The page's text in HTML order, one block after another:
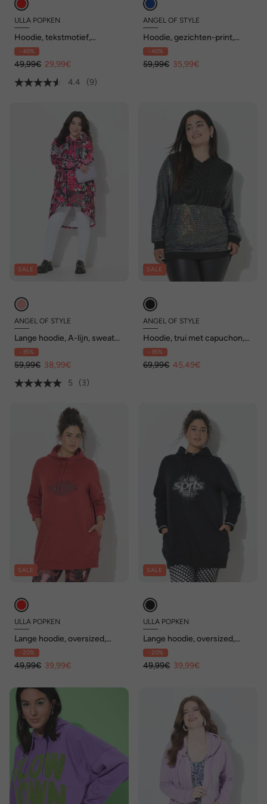
ULLA POPKEN
Hoodie, tekstmotief,
oversized, capuchon, lange
mouwen
- 40%
49,99€ 29,99€
4.4
(9)
ANGEL OF STYLE
Hoodie, gezichten-print,
capuchon, lange mouwen
- 40%
59,99€ 35,99€
SALE
ANGEL OF STYLE
Lange hoodie, A-lijn, sweater,
patchprint, capuchon
- 35%
59,99€ 38,99€
5
(3)
SALE
ANGEL OF STYLE
Hoodie, trui met capuchon,
metallic effect, pailletten
- 35%
69,99€ 45,49€
SALE
ULLA POPKEN
Lange hoodie, oversized,
capuchon, lange mouw
- 20%
49,99€ 39,99€
SALE
ULLA POPKEN
Lange hoodie, oversized,
capuchon, lange mouw
- 20%
49,99€ 39,99€